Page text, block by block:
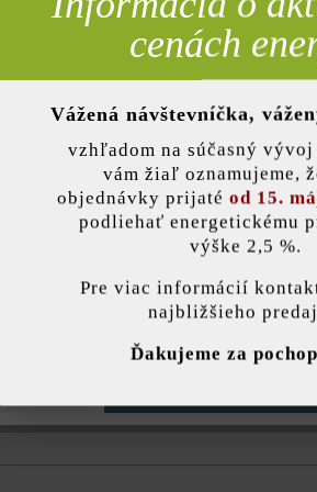
Opis
na ochranu proti dažďu. Je
Farba:
150 pred
podmienkami
používa súbory cookie, aby vám ponúkla
cenách
Vážená návštevníčka,
vzhľadom na súčasný
vám žiaľ oznamujeme,
objednávky prijaté od 15.
podliehať energetickému
výške 2,5 %.
Pre viac informácií
najbližšieho
Ďakujeme za